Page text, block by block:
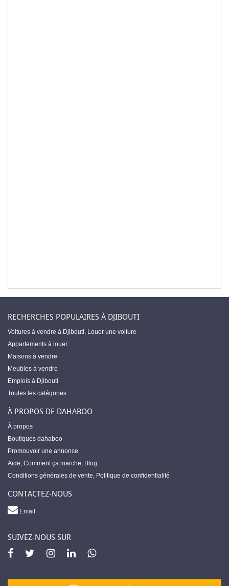
RECHERCHES POPULAIRES À DJIBOUTI
Voitures à vendre à Djibouti, Louer une voiture
Appartements à louer
Maisons à vendre
Meubles à vendre
Emplois à Djibouti
Toutes les catégories
À PROPOS DE DAHABOO
À propos
Boutiques dahaboo
Promouvoir une annonce
Aide, Comment ça marche, Blog
Conditions générales de vente, Politique de confidentialité
CONTACTEZ-NOUS
Email
SUIVEZ-NOUS SUR